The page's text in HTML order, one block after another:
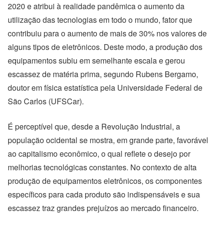
2020 e atribui à realidade pandêmica o aumento da
utilização das tecnologias em todo o mundo, fator que
contribuiu para o aumento de mais de 30% nos valores de
alguns tipos de eletrônicos. Deste modo, a produção dos
equipamentos subiu em semelhante escala e gerou
escassez de matéria prima, segundo Rubens Bergamo,
doutor em física estatística pela Universidade Federal de
São Carlos (UFSCar).
É perceptível que, desde a Revolução Industrial, a
população ocidental se mostra, em grande parte, favorável
ao capitalismo econômico, o qual reflete o desejo por
melhorias tecnológicas constantes. No contexto de alta
produção de equipamentos eletrônicos, os componentes
específicos para cada produto são indispensáveis e sua
escassez traz grandes prejuízos ao mercado financeiro.